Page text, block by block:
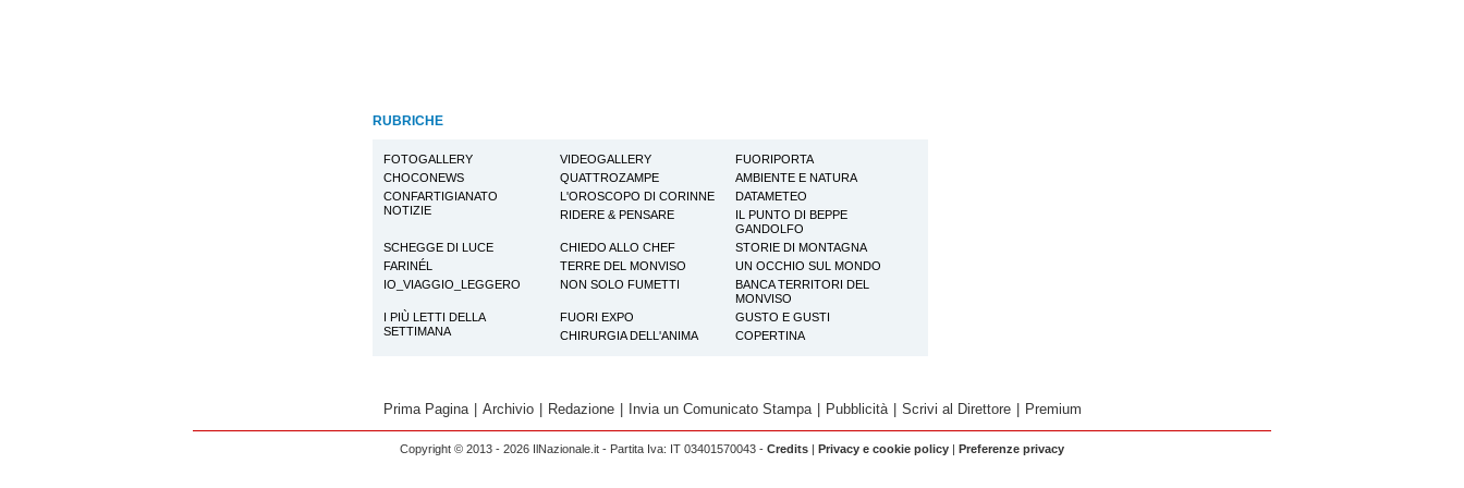
RUBRICHE
FOTOGALLERY VIDEOGALLERY
FUORIPORTA
CHOCONEWS
QUATTROZAMPE
AMBIENTE E NATURA
CONFARTIGIANATO
NOTIZIE
L'OROSCOPO DI CORINNE
DATAMETEO
RIDERE & PENSARE
IL PUNTO DI BEPPE
GANDOLFO
SCHEGGE DI LUCE
CHIEDO ALLO CHEF
STORIE DI MONTAGNA
FARINÉL
TERRE DEL MONVISO
UN OCCHIO SUL MONDO
IO_VIAGGIO_LEGGERO
NON SOLO FUMETTI
BANCA TERRITORI DEL
MONVISO
I PIÙ LETTI DELLA
SETTIMANA
FUORI EXPO
GUSTO E GUSTI
CHIRURGIA DELL'ANIMA
COPERTINA
Prima Pagina Archivio Redazione Invia un Comunicato Stampa Pubblicità Scrivi al Direttore Premium
Copyright © 2013 - 2026 IlNazionale.it - Partita Iva: IT 03401570043 - Credits | Privacy e cookie policy | Preferenze privacy